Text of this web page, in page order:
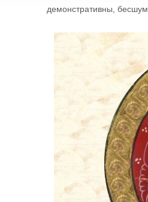
демонстративны,